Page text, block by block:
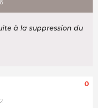
à la suppression du
0